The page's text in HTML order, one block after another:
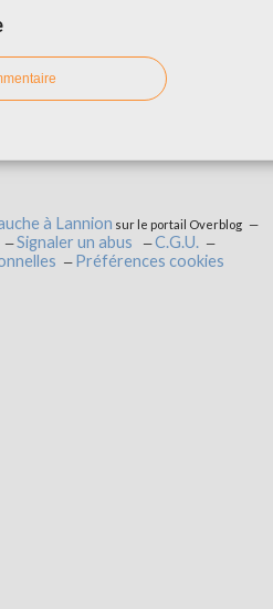
à Lannion sur le portail Overblog
Signaler un abus
C.G.U.
Préférences cookies